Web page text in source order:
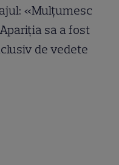
«Mulțumesc
sa a fost
de vedete